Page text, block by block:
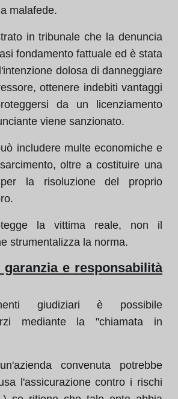
malafede.
in tribunale che la denuncia
fondamento fattuale ed è stata
dolosa di danneggiare
ottenere indebiti vantaggi
da un licenziamento
viene sanzionato.
includere multe economiche e
oltre a costituire una
la risoluzione del proprio
la vittima reale, non il
strumentalizza la norma.
garanzia e responsabilità
giudiziari è possibile
mediante la "chiamata in
convenuta potrebbe
l'assicurazione contro i rischi